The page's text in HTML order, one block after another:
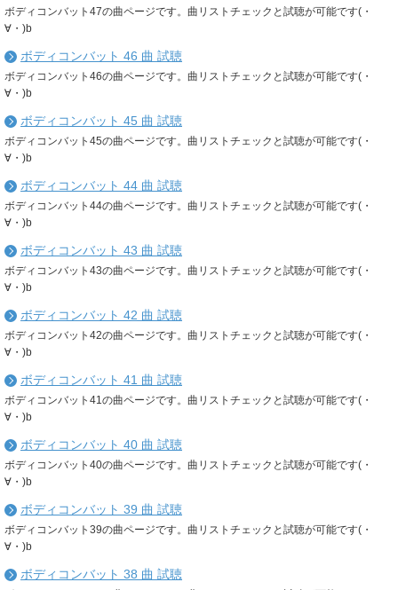
ボディコンバット47の曲ページです。曲リストチェックと試聴が可能です(・
∀・)b
ボディコンバット 46 曲 試聴
ボディコンバット46の曲ページです。曲リストチェックと試聴が可能です(・
∀・)b
ボディコンバット 45 曲 試聴
ボディコンバット45の曲ページです。曲リストチェックと試聴が可能です(・
∀・)b
ボディコンバット 44 曲 試聴
ボディコンバット44の曲ページです。曲リストチェックと試聴が可能です(・
∀・)b
ボディコンバット 43 曲 試聴
ボディコンバット43の曲ページです。曲リストチェックと試聴が可能です(・
∀・)b
ボディコンバット 42 曲 試聴
ボディコンバット42の曲ページです。曲リストチェックと試聴が可能です(・
∀・)b
ボディコンバット 41 曲 試聴
ボディコンバット41の曲ページです。曲リストチェックと試聴が可能です(・
∀・)b
ボディコンバット 40 曲 試聴
ボディコンバット40の曲ページです。曲リストチェックと試聴が可能です(・
∀・)b
ボディコンバット 39 曲 試聴
ボディコンバット39の曲ページです。曲リストチェックと試聴が可能です(・
∀・)b
ボディコンバット 38 曲 試聴